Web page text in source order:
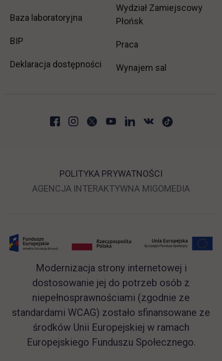
Baza laboratoryjna
BIP link otwiera się w nowej karcie
Deklaracja dostępności
Wydział Zamiejscowy
Płońsk
Praca
Wynajem sal
POLITYKA PRYWATNOŚCI
AGENCJA INTERAKTYWNA LINK OTWIERA SIĘ
MIGOMEDIA
Modernizacja strony internetowej i
dostosowanie jej do potrzeb osób z
niepełnosprawnościami (zgodnie ze
standardami WCAG) zostało sfinansowane ze
środków Unii Europejskiej w ramach
Europejskiego Funduszu Społecznego.